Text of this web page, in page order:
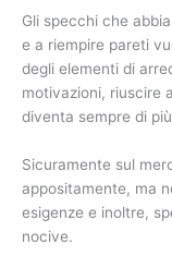
Gli specchi che
e a riempire pareti
degli elementi di
motivazioni, riuscire
diventa sempre di
Sicuramente sul
appositamente, ma
esigenze e inoltre,
nocive.